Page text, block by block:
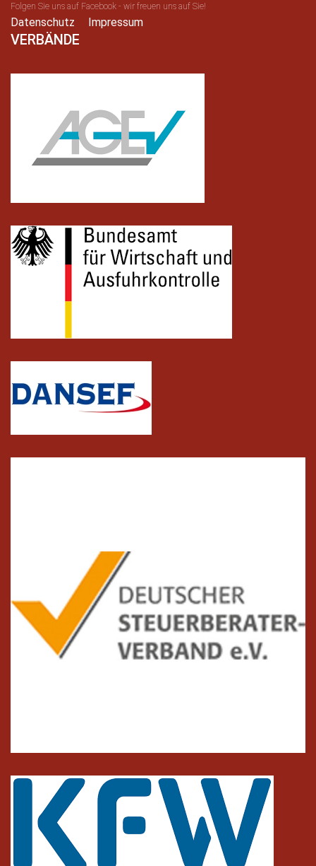
Folgen Sie uns auf Facebook - wir freuen uns auf Sie!
Datenschutz Impressum
VERBÄNDE